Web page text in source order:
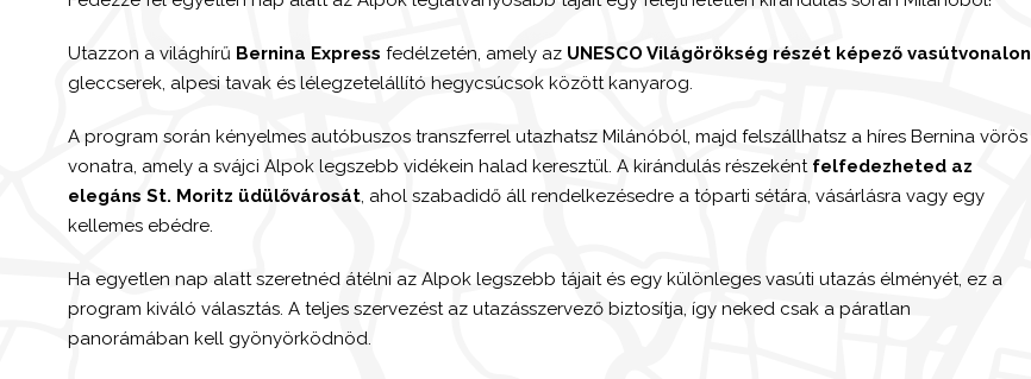
Utazzon a világhírű Bernina Express fedélzetén, amely az UNESCO Világörökség részét képező vasútvonalon
gleccserek, alpesi tavak és lélegzetelállító hegycsúcsok között kanyarog.
A program során kényelmes autóbuszos transzferrel utazhatsz Milánóból, majd felszállhatsz a híres Bernina vörös
vonatra, amely a svájci Alpok legszebb vidékein halad keresztül. A kirándulás részeként felfedezheted az
elegáns St. Moritz üdülővárosát , ahol szabadidő áll rendelkezésedre a tóparti sétára, vásárlásra vagy egy
kellemes ebédre.
Ha egyetlen nap alatt szeretnéd átélni az Alpok legszebb tájait és egy különleges vasúti utazás élményét, ez a
program kiváló választás. A teljes szervezést az utazásszervező biztosítja, így neked csak a páratlan
panorámában kell gyönyörködnöd.